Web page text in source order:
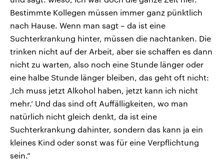
Bestimmte Kollegen müssen immer ganz pünktlich
nach Hause. Wenn man sagt – da ist eine
Suchterkrankung hinter, müssen die nachtanken. Die
trinken nicht auf der Arbeit, aber sie schaffen es dann
nicht zu warten, also noch eine Stunde länger oder
eine halbe Stunde länger bleiben, das geht oft nicht:
‚Ich muss jetzt Alkohol haben, jetzt kann ich nicht
mehr.‘ Und das sind oft Auffälligkeiten, wo man
natürlich nicht gleich denkt, da ist eine
Suchterkrankung dahinter, sondern das kann ja ein
kleines Kind oder sonst was für eine Verpflichtung
sein.“